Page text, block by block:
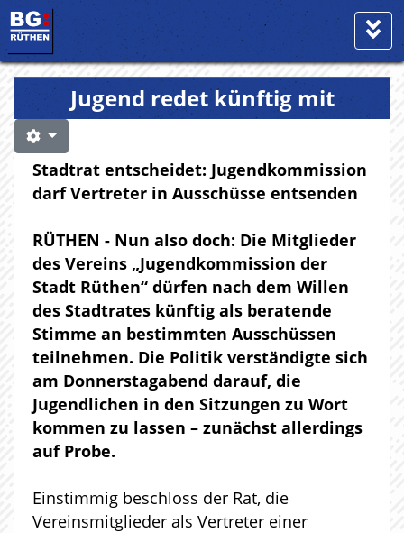
Jugend redet künftig mit
Stadtrat entscheidet: Jugendkommission
darf Vertreter in Ausschüsse entsenden
RÜTHEN - Nun also doch: Die Mitglieder
des Vereins „Jugendkommission der
Stadt Rüthen“ dürfen nach dem Willen
des Stadtrates künftig als beratende
Stimme an bestimmten Ausschüssen
teilnehmen. Die Politik verständigte sich
am Donnerstagabend darauf, die
Jugendlichen in den Sitzungen zu Wort
kommen zu lassen – zunächst allerdings
auf Probe.
Einstimmig beschloss der Rat, die
Vereinsmitglieder als Vertreter einer